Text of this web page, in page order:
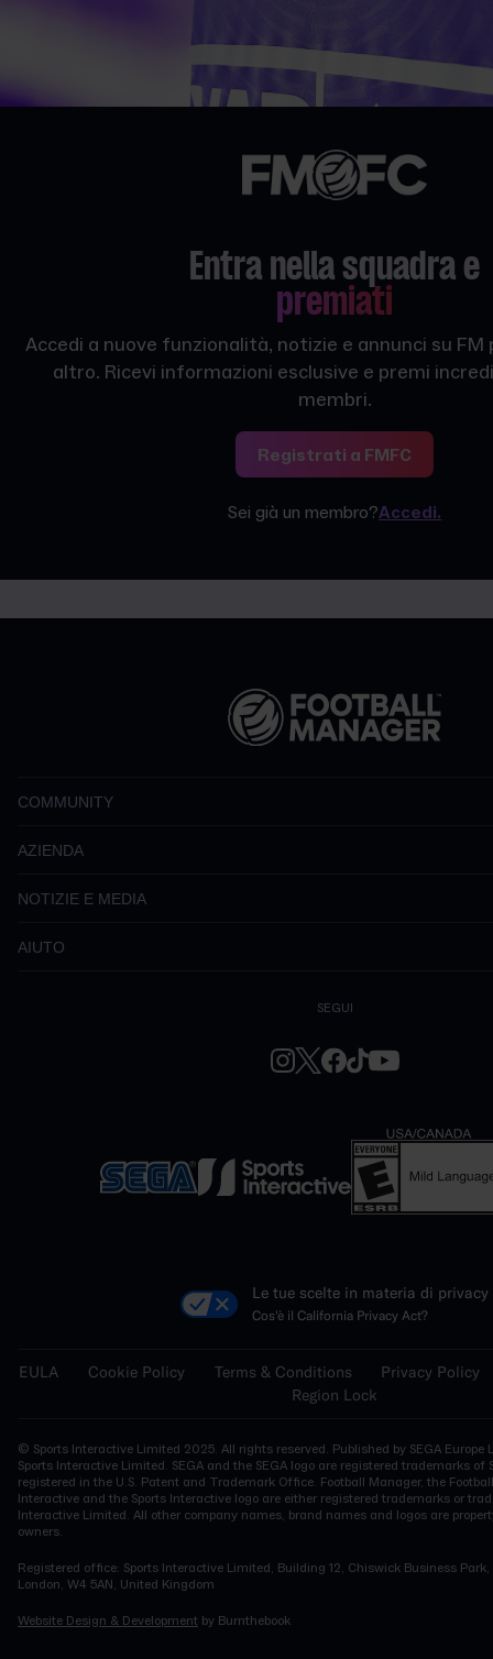
Entra nella squadra e
premiati
Accedi a nuove funzionalità, notizie e annunci su FM
altro. Ricevi informazioni esclusive e premi
membri.
Registrati a FMFC
Sei già un membro?Accedi.
COMMUNITY
AZIENDA
NOTIZIE E MEDIA
AIUTO
SEGUI
Le tue scelte in materia di privacy
Cos'è il California Privacy Act?
EULA Cookie Policy Terms & Conditions
Privacy Policy
Region Lock
© Sports Interactive Limited 2025. All rights reserved. Published by SEGA Europe
Sports Interactive Limited. SEGA and the SEGA logo are registered trademarks of
registered in the U.S. Patent and Trademark Office. Football Manager, the
Interactive and the Sports Interactive logo are either registered trademarks or
Interactive Limited. All other company names, brand names and logos are
owners.
Registered office: Sports Interactive Limited, Building 12, Chiswick Business
London, W4 5AN, United Kingdom
Website Design & Development by Burnthebook